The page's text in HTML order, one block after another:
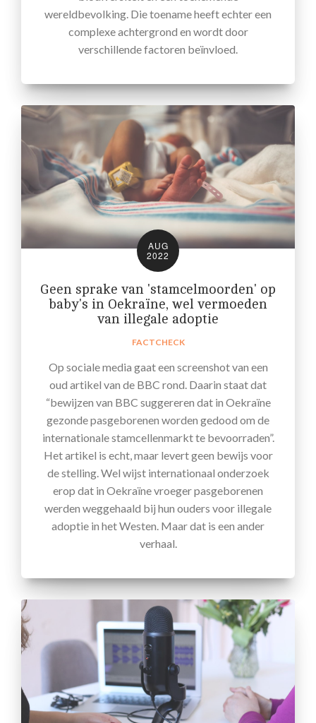
wereldbevolking. Die toename heeft echter een
complexe achtergrond en wordt door
verschillende factoren beïnvloed.
AUG
2022
Geen sprake van 'stamcelmoorden' op
baby's in Oekraïne, wel vermoeden
van illegale adoptie
FACTCHECK
Op sociale media gaat een screenshot van een
oud artikel van de BBC rond. Daarin staat dat
“bewijzen van BBC suggereren dat in Oekraïne
gezonde pasgeborenen worden gedood om de
internationale stamcellenmarkt te bevoorraden”.
Het artikel is echt, maar levert geen bewijs voor
de stelling. Wel wijst internationaal onderzoek
erop dat in Oekraïne vroeger pasgeborenen
werden weggehaald bij hun ouders voor illegale
adoptie in het Westen. Maar dat is een ander
verhaal.